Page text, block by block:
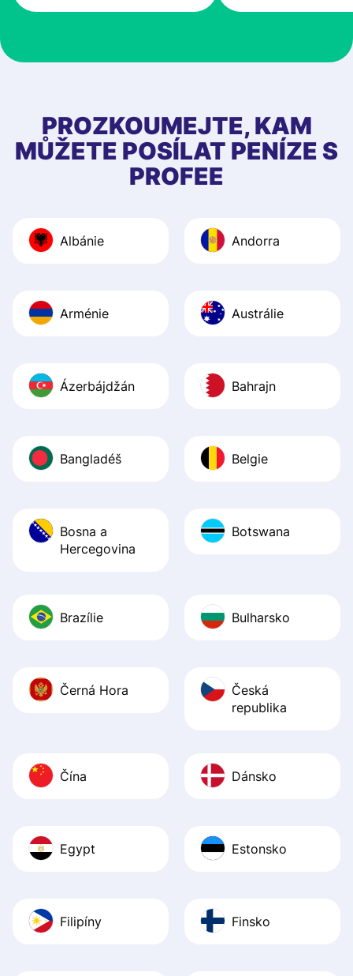
at Profee is very
first started
app, and they
quick to provide
Recommend it!
PROZKOUMEJTE, KAM
MŮŽETE POSÍLAT PENÍZE S
PROFEE
Albánie Andorra
Arménie Austrálie
Ázerbájdžán Bahrajn
Bangladéš Belgie
Bosna a
Hercegovina
Botswana
Brazílie Bulharsko
Černá Hora
Česká
republika
Čína Dánsko
Egypt Estonsko
Filipíny Finsko